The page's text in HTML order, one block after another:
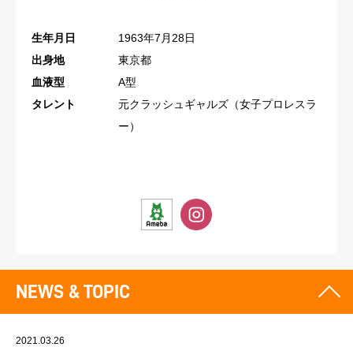
生年月日
1963年7月28日
出身地
東京都
血液型
A型
タレント
元クラッシュギャルズ（女子プロレスラ
ー）
NEWS & TOPIC
2021.03.26